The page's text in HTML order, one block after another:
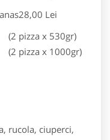
28,00 Lei
(2 pizza x 530gr)
(2 pizza x 1000gr)
rucola, ciuperci,